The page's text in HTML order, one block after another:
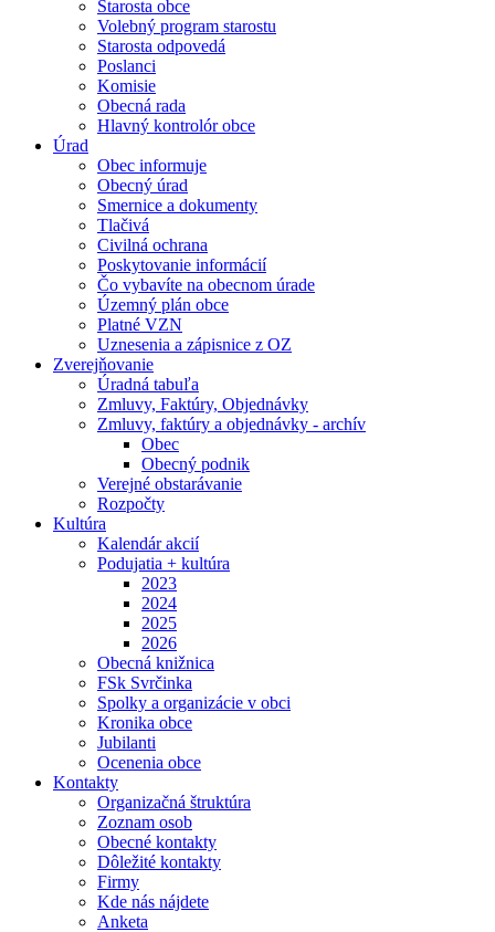
Starosta obce
Volebný program starostu
Starosta odpovedá
Poslanci
Komisie
Obecná rada
Hlavný kontrolór obce
Úrad
Obec informuje
Obecný úrad
Smernice a dokumenty
Tlačivá
Civilná ochrana
Poskytovanie informácií
Čo vybavíte na obecnom úrade
Územný plán obce
Platné VZN
Uznesenia a zápisnice z OZ
Zverejňovanie
Úradná tabuľa
Zmluvy, Faktúry, Objednávky
Zmluvy, faktúry a objednávky - archív
Obec
Obecný podnik
Verejné obstarávanie
Rozpočty
Kultúra
Kalendár akcií
Podujatia + kultúra
2023
2024
2025
2026
Obecná knižnica
FSk Svrčinka
Spolky a organizácie v obci
Kronika obce
Jubilanti
Ocenenia obce
Kontakty
Organizačná štruktúra
Zoznam osob
Obecné kontakty
Dôležité kontakty
Firmy
Kde nás nájdete
Anketa